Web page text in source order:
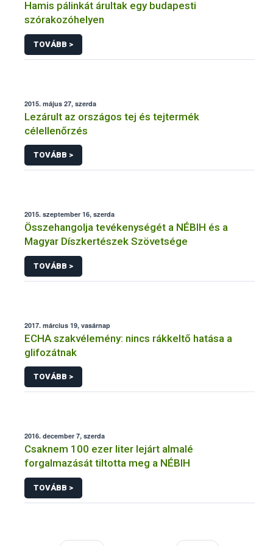
Hamis pálinkát árultak egy budapesti
szórakozóhelyen
TOVÁBB >
2015. május 27, szerda
Lezárult az országos tej és tejtermék
célellenőrzés
TOVÁBB >
2015. szeptember 16, szerda
Összehangolja tevékenységét a NÉBIH és a
Magyar Díszkertészek Szövetsége
TOVÁBB >
2017. március 19, vasárnap
ECHA szakvélemény: nincs rákkeltő hatása a
glifozátnak
TOVÁBB >
2016. december 7, szerda
Csaknem 100 ezer liter lejárt almalé
forgalmazását tiltotta meg a NÉBIH
TOVÁBB >